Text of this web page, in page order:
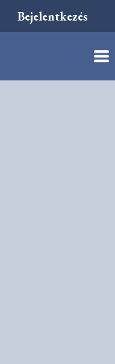
Bejelentkezés